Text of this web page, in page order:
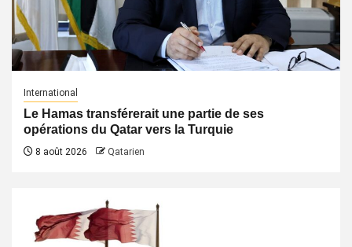
International
Le Hamas transférerait une partie de ses
opérations du Qatar vers la Turquie
8 août 2026 Qatarien